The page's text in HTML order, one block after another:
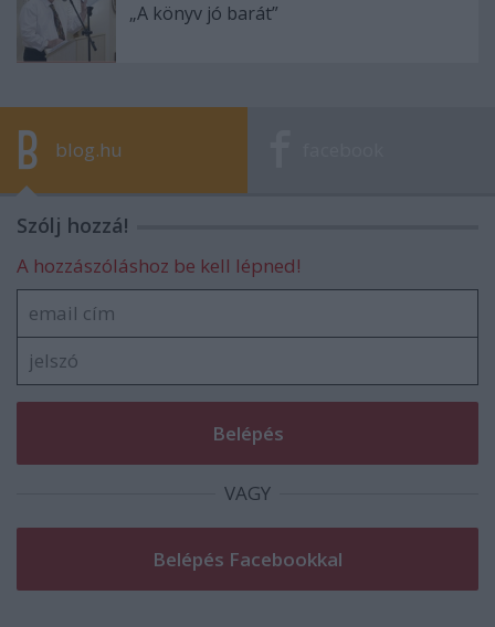
„A könyv jó barát”
blog.hu
Szólj hozzá!
A hozzászóláshoz be kell lépned!
VAGY